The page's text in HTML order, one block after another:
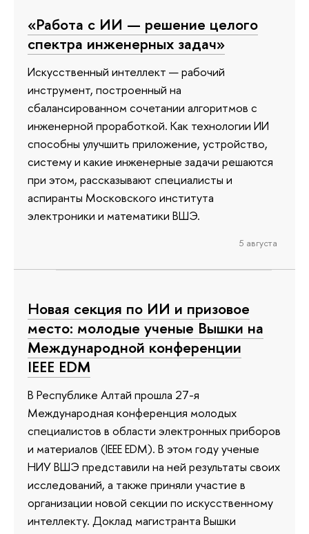
«Работа с ИИ — решение целого
спектра инженерных задач»
Искусственный интеллект — рабочий
инструмент, построенный на
сбалансированном сочетании алгоритмов с
инженерной проработкой. Как технологии ИИ
способны улучшить приложение, устройство,
систему и какие инженерные задачи решаются
при этом, рассказывают специалисты и
аспиранты Московского института
электроники и математики ВШЭ.
5 августа
Новая секция по ИИ и призовое
место: молодые ученые Вышки на
Международной конференции
IEEE EDM
В Республике Алтай прошла 27-я
Международная конференция молодых
специалистов в области электронных приборов
и материалов (IEEE EDM). В этом году ученые
НИУ ВШЭ представили на ней результаты своих
исследований, а также приняли участие в
организации новой секции по искусственному
интеллекту. Доклад магистранта Вышки